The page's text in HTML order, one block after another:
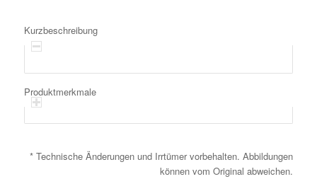
Kurzbeschreibung
Produktmerkmale
* Technische Änderungen und Irrtümer vorbehalten. Abbildungen
können vom Original abweichen.